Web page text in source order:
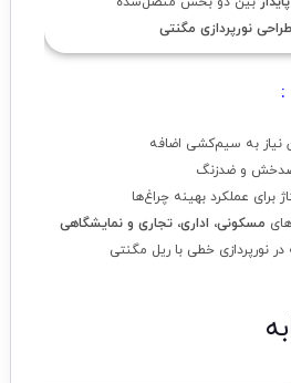
نورپردازی مگنتی
:
به سیم‌کشی اضافه
ضدخش و ضدزنگ
برای عملکرد بهینه چراغ‌ها
مسکونی، اداری، تجاری و نمایشگاهی
در نورپردازی خطی با ریل مگنتی